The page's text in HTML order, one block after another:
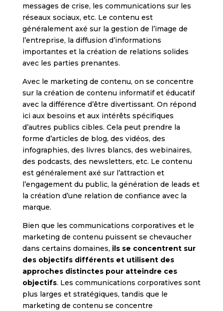
messages de crise, les communications sur les
réseaux sociaux, etc. Le contenu est
généralement axé sur la gestion de l’image de
l’entreprise, la diffusion d’informations
importantes et la création de relations solides
avec les parties prenantes.
Avec le marketing de contenu, on se concentre
sur la création de contenu informatif et éducatif
avec la différence d’être divertissant. On répond
ici aux besoins et aux intérêts spécifiques
d’autres publics cibles. Cela peut prendre la
forme d’articles de blog, des vidéos, des
infographies, des livres blancs, des webinaires,
des podcasts, des newsletters, etc. Le contenu
est généralement axé sur l’attraction et
l’engagement du public, la génération de leads et
la création d’une relation de confiance avec la
marque.
Bien que les communications corporatives et le
marketing de contenu puissent se chevaucher
dans certains domaines, ils se concentrent sur
des objectifs différents et utilisent des
approches distinctes pour atteindre ces
objectifs. Les communications corporatives sont
plus larges et stratégiques, tandis que le
marketing de contenu se concentre